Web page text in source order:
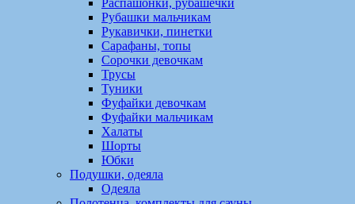
Распашонки, рубашечки
Рубашки мальчикам
Рукавички, пинетки
Сарафаны, топы
Сорочки девочкам
Трусы
Туники
Фуфайки девочкам
Фуфайки мальчикам
Халаты
Шорты
Юбки
Подушки, одеяла
Одеяла